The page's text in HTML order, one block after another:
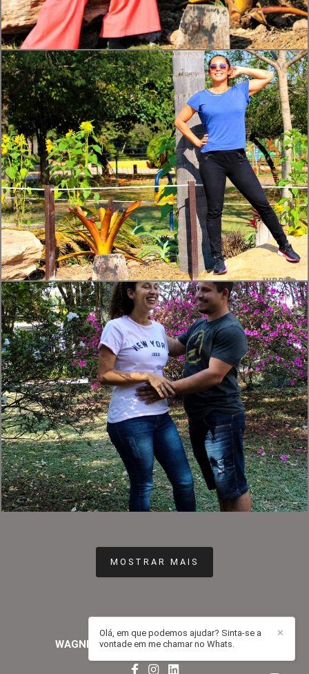
381 4
394 0
MOSTRAR MAIS
WAGNER RAMALHO ROMAO/CONTATO
✕
Olá, em que podemos ajudar? Sinta-se a
vontade em me chamar no Whats.